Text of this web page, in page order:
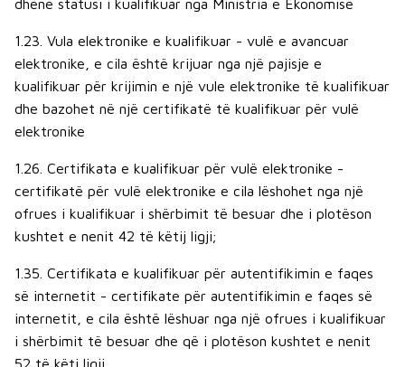
dhënë statusi i kualifikuar nga Ministria e Ekonomisë
1.23. Vula elektronike e kualifikuar - vulë e avancuar
elektronike, e cila është krijuar nga një pajisje e
kualifikuar për krijimin e një vule elektronike të kualifikuar
dhe bazohet në një certifikatë të kualifikuar për vulë
elektronike
1.26. Certifikata e kualifikuar për vulë elektronike -
certifikatë për vulë elektronike e cila lëshohet nga një
ofrues i kualifikuar i shërbimit të besuar dhe i plotëson
kushtet e nenit 42 të këtij ligji;
1.35. Certifikata e kualifikuar për autentifikimin e faqes
së internetit - certifikate për autentifikimin e faqes së
internetit, e cila është lëshuar nga një ofrues i kualifikuar
i shërbimit të besuar dhe që i plotëson kushtet e nenit
52 të këtj ligji.